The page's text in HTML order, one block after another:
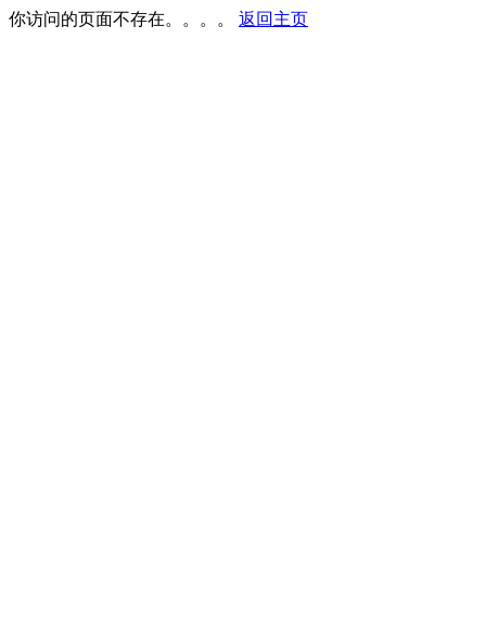
你访问的页面不存在。。。。 返回主页